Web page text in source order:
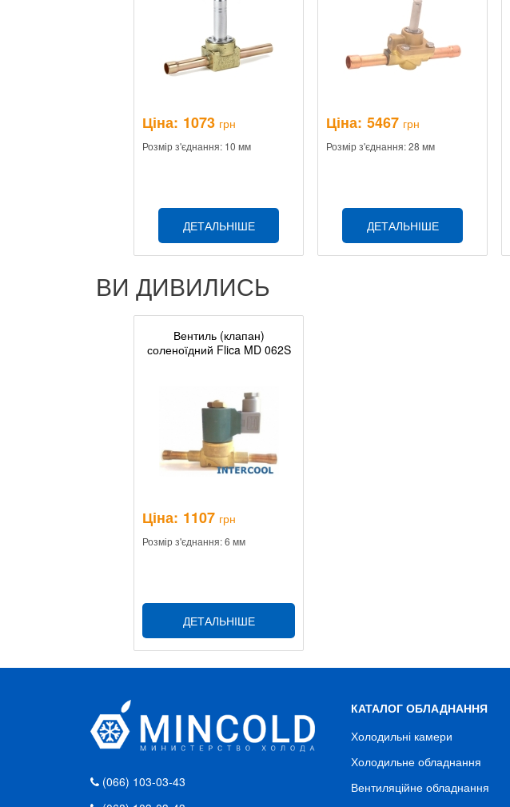
Ціна: 1073 грн
Розмір з'єднання: 10 мм
ДЕТАЛЬНІШЕ
Ціна: 5467 грн
Розмір з'єднання: 28 мм
ДЕТАЛЬНІШЕ
ВИ ДИВИЛИСЬ
Вентиль (клапан)
соленоїдний Flica MD 062S
Ціна: 1107 грн
Розмір з'єднання: 6 мм
ДЕТАЛЬНІШЕ
(066) 103-03-43
КАТАЛОГ ОБЛАДНАННЯ
Холодильні камери
Холодильне обладнання
Вентиляційне обладнання